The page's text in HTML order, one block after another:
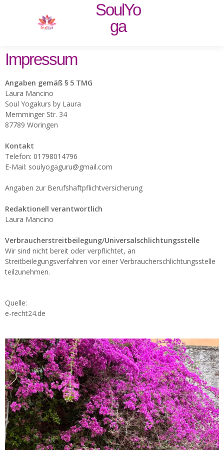
SoulYo
ga
Impressum
Angaben gemäß § 5 TMG
Laura Mancino
Soul Yogakurs by Laura
Memminger Str. 34
87789 Woringen
Kontakt
Telefon: 01798014796
E-Mail: soulyogaguru@gmail.com
Angaben zur Berufshaftpflichtversicherung
Redaktionell verantwortlich
Laura Mancino
Verbraucherstreitbeilegung/Universalschlichtungsstelle
Wir sind nicht bereit oder verpflichtet, an
Streitbeilegungsverfahren vor einer Verbraucherschlichtungsstelle
teilzunehmen.
Quelle:
e-recht24.de